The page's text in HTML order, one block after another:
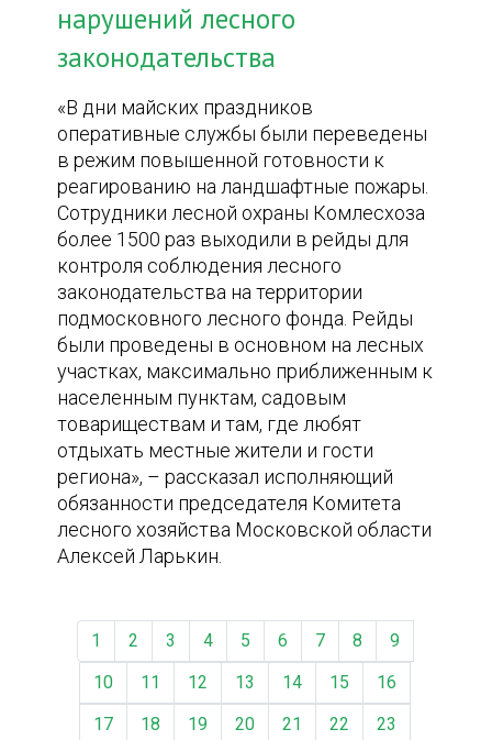
нарушений лесного
законодательства
«В дни майских праздников
оперативные службы были переведены
в режим повышенной готовности к
реагированию на ландшафтные пожары.
Сотрудники лесной охраны Комлесхоза
более 1500 раз выходили в рейды для
контроля соблюдения лесного
законодательства на территории
подмосковного лесного фонда. Рейды
были проведены в основном на лесных
участках, максимально приближенным к
населенным пунктам, садовым
товариществам и там, где любят
отдыхать местные жители и гости
региона», – рассказал исполняющий
обязанности председателя Комитета
лесного хозяйства Московской области
Алексей Ларькин.
1 2 3 4 5 6 7 8
9
10
11 12 13 14 15
16
17
18 19 20 21 22
23